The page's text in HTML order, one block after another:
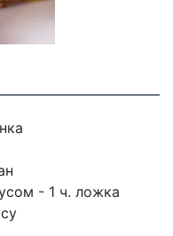
- 1 ч. ложка